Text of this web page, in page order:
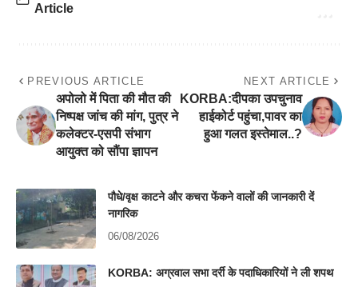
Article
PREVIOUS ARTICLE
अपोलो में पिता की मौत की
निष्पक्ष जांच की मांग, पुत्र ने
कलेक्टर-एसपी संभाग
आयुक्त को सौंपा ज्ञापन
NEXT ARTICLE
KORBA:दीपका उपचुनाव
हाईकोर्ट पहुंचा,पावर का
हुआ गलत इस्तेमाल..?
पौधे/वृक्ष काटने और कचरा फेंकने वालों की जानकारी दें
नागरिक
06/08/2026
KORBA: अग्रवाल सभा दर्री के पदाधिकारियों ने ली शपथ